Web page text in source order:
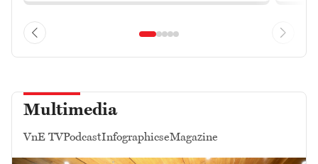
Multimedia
VnE TVPodcastInfographicseMagazine